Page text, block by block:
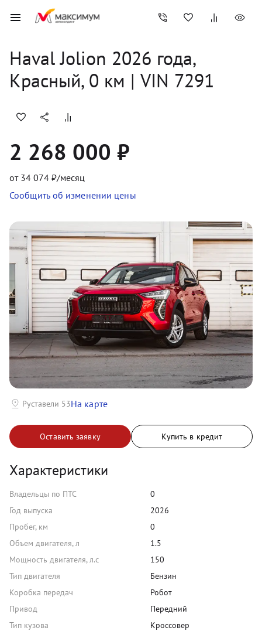
Haval Jolion 2026
года,
Красный, 0 км | VIN 7291
2 268 000 ₽
от 34 074 ₽/месяц
Сообщить об изменении цены
Оставить заявку Купить в кредит
Характеристики
Владельцы по ПТС
0
Год выпуска
2026
Пробег, км
0
Объем двигателя, л
1.5
Мощность двигателя, л.с
150
Тип двигателя
Бензин
Коробка передач
Робот
Привод
Передний
Тип кузова
Кроссовер
Руставели 53На карте